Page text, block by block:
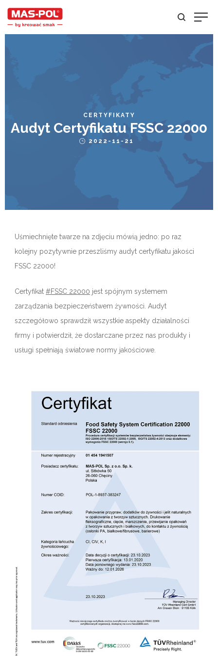
POSTED
IN
CERTYFIKATY
Audyt Certyfikatu FSSC 22000
Posted
2022-11-21
Uśmiechnięte twarze na zdjęciu mówią jedno: po raz
kolejny pozytywnie przeszliśmy audyt certyfikatu jakości
FSSC 22000!
Certyfikat #FSSC 22000 jest spójnym systemem
zarządzania bezpieczeństwem żywności. Audyt
szczegółowo sprawdził wszystkie aspekty działalności
firmy i potwierdził, że dostarczane przez nas produkty i
usługi spełniają światowe normy jakościowe.